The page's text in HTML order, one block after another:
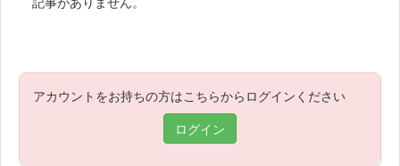
アカウントをお持ちの方はこちらからログインください
ログイン